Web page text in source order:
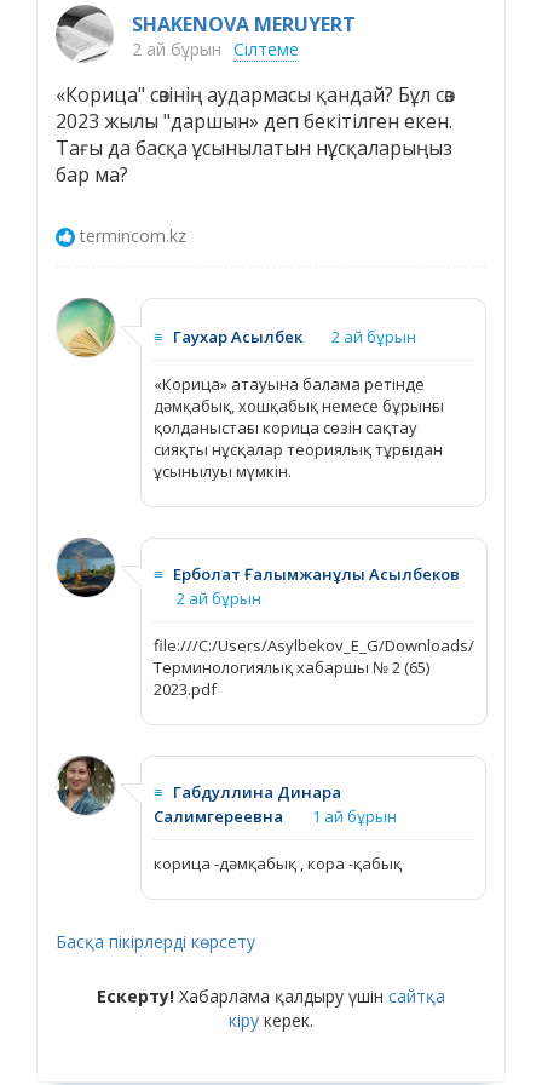
SHAKENOVA MERUYERT
2 ай бұрын Сілтеме
«Корица" сөзінің аудармасы қандай? Бұл сөз
2023 жылы "даршын» деп бекітілген екен.
Тағы да басқа ұсынылатын нұсқаларыңыз
бар ма?
termincom.kz
≡ Гаухар Асылбек 2 ай бұрын
«Корица» атауына балама ретінде
дәмқабық, хошқабық немесе бұрынғы
қолданыстағы корица сөзін сақтау
сияқты нұсқалар теориялық тұрғыдан
ұсынылуы мүмкін.
≡ Ерболат Ғалымжанұлы Асылбеков
2 ай бұрын
file:///C:/Users/Asylbekov_E_G/Downloads/
Терминологиялық хабаршы № 2 (65)
2023.pdf
≡ Габдуллина Динара
Салимгереевна
1 ай бұрын
корица -дәмқабық , кора -қабық
Басқа пікірлерді көрсету
Ескерту! Хабарлама қалдыру үшін сайтқа
кіру керек.